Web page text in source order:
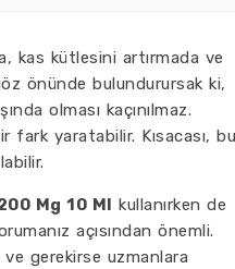
kas kütlesini artırmada ve
önünde bulundurursak ki,
olması kaçınılmaz.
yaratabilir. Kısacası, bu
Mg 10 Ml kullanırken de
açısından önemli.
gerekirse uzmanlara